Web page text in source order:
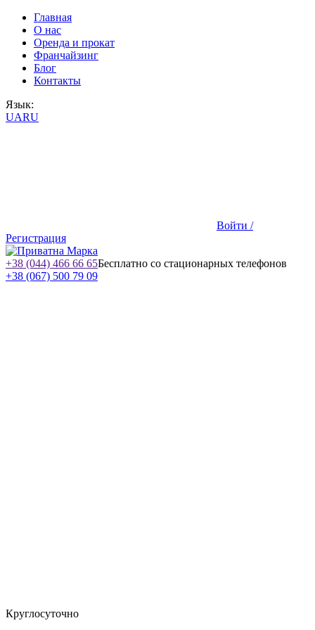
Главная
О нас
Оренда и прокат
Франчайзинг
Блог
Контакты
Язык:
UARU
Войти /
Регистрация
+38 (044) 466 66 65Бесплатно со стационарных телефонов
+38 (067) 500 79 09
Круглосуточно